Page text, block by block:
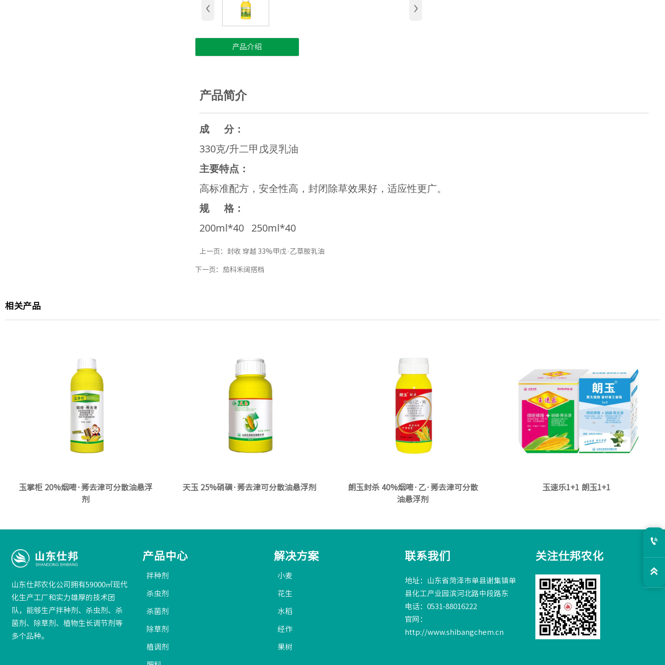
‹ ›
产品介绍
产品简介
成 分：
330克/升二甲戊灵乳油
主要特点：
高标准配方，安全性高，封闭除草效果好，适应性更广。
规 格：
200ml*40 250ml*40
上一页：封收 穿越 33%甲戊·乙草胺乳油
下一页： 茄科禾阔搭档
相关产品
玉掌柜 20%烟嘧·莠去津可分散油悬浮
剂
天玉 25%硝磺·莠去津可分散油悬浮剂
朗玉封杀 40%烟嘧·乙·莠去津可分散
油悬浮剂
玉速乐1+1 朗玉1+1
山东仕邦农化公司拥有59000㎡现代
化生产工厂和实力雄厚的技术团
队，能够生产拌种剂、杀虫剂、杀
菌剂、除草剂、植物生长调节剂等
多个品种。
产品中心
拌种剂
杀虫剂
杀菌剂
除草剂
植调剂
解决方案
小麦
花生
水稻
经作
果树
联系我们
地址：山东省菏泽市单县谢集镇单
县化工产业园滨河北路中段路东
电话：0531-88016222
官网：
http://www.shibangchem.cn
关注仕邦农化

